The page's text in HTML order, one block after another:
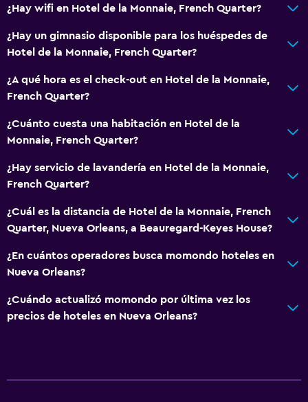
¿Hay wifi en Hotel de la Monnaie, French Quarter?
¿Hay un gimnasio disponible para los huéspedes de
Hotel de la Monnaie, French Quarter?
¿A qué hora es el check-out en Hotel de la Monnaie,
French Quarter?
¿Cuánto cuesta una habitación en Hotel de la
Monnaie, French Quarter?
¿Hay servicio de lavandería en Hotel de la Monnaie,
French Quarter?
¿Cuál es la distancia de Hotel de la Monnaie, French
Quarter, Nueva Orleans, a Beauregard-Keyes House?
¿En cuántos operadores busca momondo hoteles en
Nueva Orleans?
¿Cuándo actualizó momondo por última vez los
precios de hoteles en Nueva Orleans?